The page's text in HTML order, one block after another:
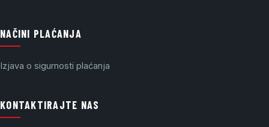
NAČINI PLAĆANJA
Izjava o sigurnosti plaćanja
KONTAKTIRAJTE NAS